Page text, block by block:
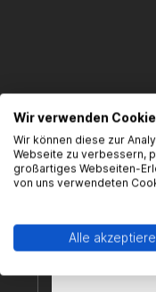
Wir verwenden
Wir können diese zur
Webseite zu verbessern,
großartiges Webseiten-
von uns verwendeten
Alle